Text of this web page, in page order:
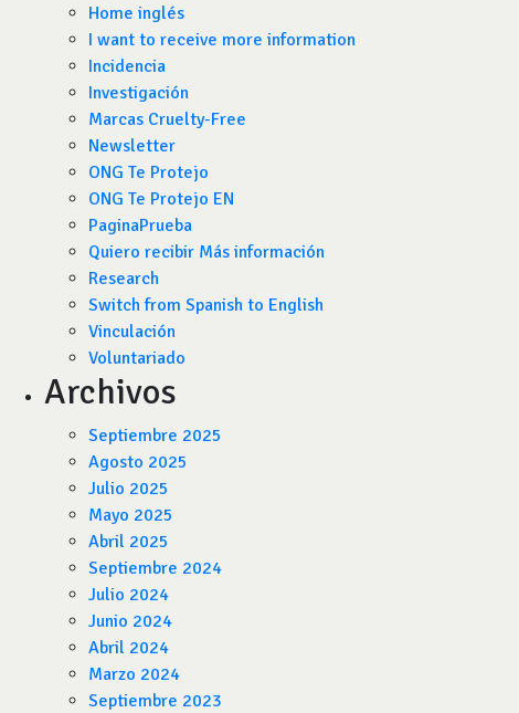
Home inglés
I want to receive more information
Incidencia
Investigación
Marcas Cruelty-Free
Newsletter
ONG Te Protejo
ONG Te Protejo EN
PaginaPrueba
Quiero recibir Más información
Research
Switch from Spanish to English
Vinculación
Voluntariado
Archivos
Septiembre 2025
Agosto 2025
Julio 2025
Mayo 2025
Abril 2025
Septiembre 2024
Julio 2024
Junio 2024
Abril 2024
Marzo 2024
Septiembre 2023